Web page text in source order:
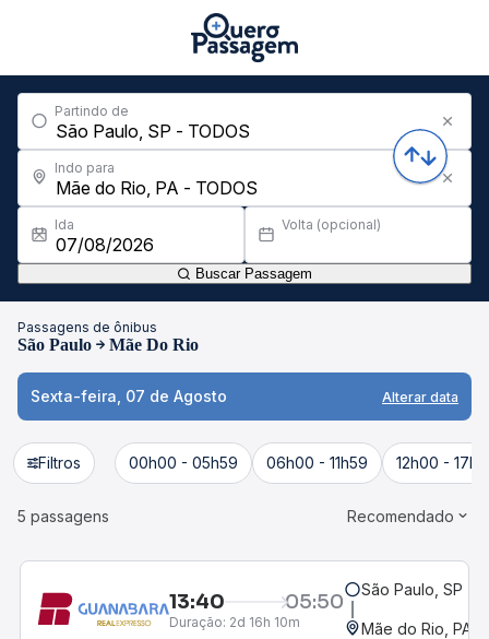
Partindo de
Indo para
Ida Volta (opcional)
Buscar Passagem
Passagens de ônibus
São Paulo Mãe Do Rio
Sexta-feira, 07 de Agosto Alterar data
Filtros 00h00 - 05h59 06h00 - 11h59 12h00 -
5 passagens Recomendado
13:40 05:50
Duração: 2d 16h 10m
São Paulo, SP -
Mãe do Rio, PA